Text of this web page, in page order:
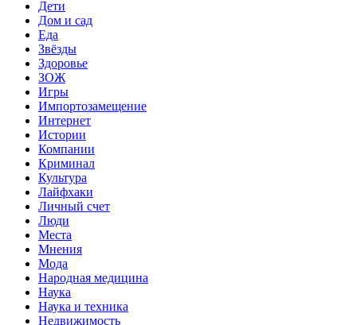
Дети
Дом и сад
Еда
Звёзды
Здоровье
ЗОЖ
Игры
Импортозамещение
Интернет
Истории
Компании
Криминал
Культура
Лайфхаки
Личный счет
Люди
Места
Мнения
Мода
Народная медицина
Наука
Наука и техника
Недвижимость